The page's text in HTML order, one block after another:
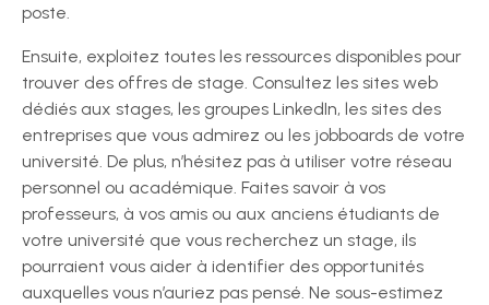
poste.
Ensuite, exploitez toutes les ressources disponibles pour
trouver des offres de stage. Consultez les sites web
dédiés aux stages, les groupes LinkedIn, les sites des
entreprises que vous admirez ou les jobboards de votre
université. De plus, n’hésitez pas à utiliser votre réseau
personnel ou académique. Faites savoir à vos
professeurs, à vos amis ou aux anciens étudiants de
votre université que vous recherchez un stage, ils
pourraient vous aider à identifier des opportunités
auxquelles vous n’auriez pas pensé. Ne sous-estimez